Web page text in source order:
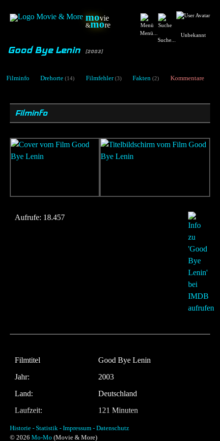
movie
&more
Menü...
Suche...
Unbekannt
Good Bye Lenin [2003]
Filminfo Drehorte (14) Filmfehler (3) Fakten (2) Kommentare
Filminfo
Aufrufe: 18.457
Filmtitel
Good Bye Lenin
Jahr:
2003
Land:
Deutschland
Laufzeit:
121 Minuten
Regie
Wolfgang Becker
Historie - Statistik - Impressum - Datenschutz
© 2026 Mo-Mo (Movie & More)